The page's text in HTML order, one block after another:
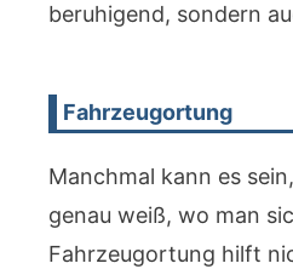
beruhigend, sondern
Fahrzeugortung
Manchmal kann es
genau weiß, wo man
Fahrzeugortung hilft